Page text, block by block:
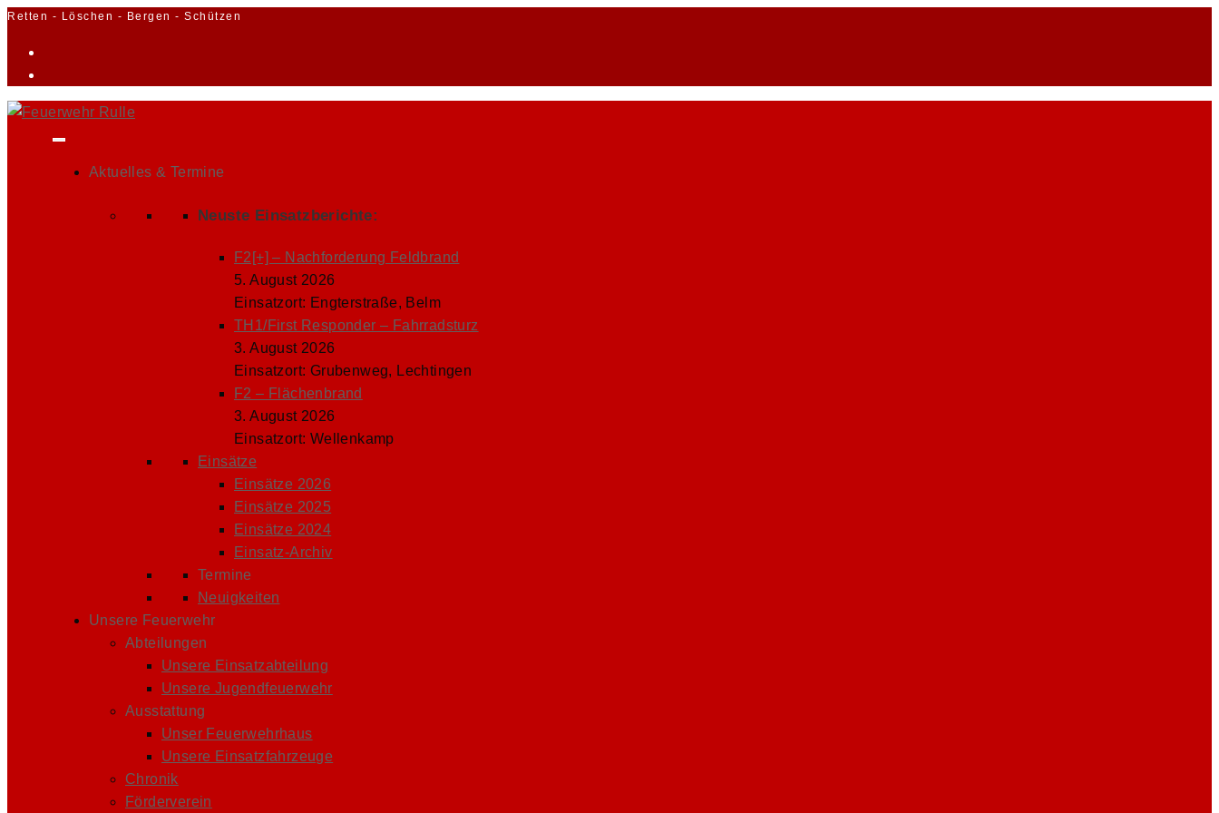
Zum
Retten - Löschen - Bergen - Schützen
Aktuelles & Termine
Neuste Einsatzberichte:
F2[+] – Nachforderung Feldbrand
5. August 2026
Einsatzort: Engterstraße, Belm
TH1/First Responder – Fahrradsturz
3. August 2026
Einsatzort: Grubenweg, Lechtingen
F2 – Flächenbrand
3. August 2026
Einsatzort: Wellenkamp
Einsätze
Einsätze 2026
Einsätze 2025
Einsätze 2024
Einsatz-Archiv
Termine
Neuigkeiten
Unsere Feuerwehr
Abteilungen
Unsere Einsatzabteilung
Unsere Jugendfeuerwehr
Ausstattung
Unser Feuerwehrhaus
Unsere Einsatzfahrzeuge
Chronik
Förderverein